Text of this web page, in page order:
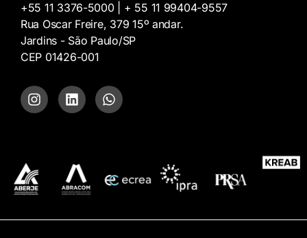
+55 11 3376-5000 | + 55 11 99404-9557
Rua Oscar Freire, 379 15º andar.
Jardins - São Paulo/SP
CEP 01426-001